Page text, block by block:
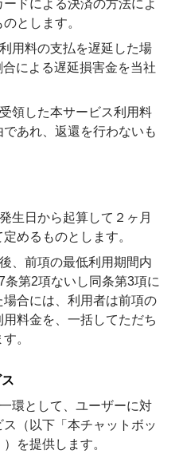
ドによる決済の方法によ
とします。
用料の支払を遅延した場
による遅延損害金を当社
領した本サービス利用料
あれ、返還を行わないも
生日から起算して２ヶ月
めるものとします。
、前項の最低利用期間内
第2項ないし同条第3項に
合には、利用者は前項の
料金を、一括してただち
。
環として、ユーザーに対
（以下「本チャットボッ
を提供します。